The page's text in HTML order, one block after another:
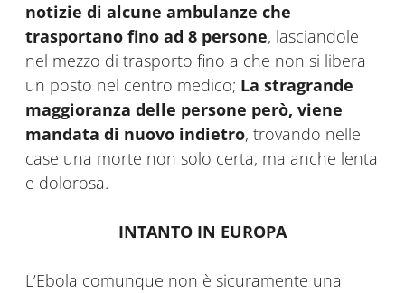
notizie di alcune ambulanze che
trasportano fino ad 8 persone, lasciandole
nel mezzo di trasporto fino a che non si libera
un posto nel centro medico; La stragrande
maggioranza delle persone però, viene
mandata di nuovo indietro, trovando nelle
case una morte non solo certa, ma anche lenta
e dolorosa.
INTANTO IN EUROPA
L’Ebola comunque non è sicuramente una